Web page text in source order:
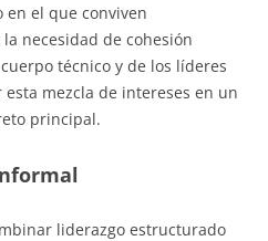
el que conviven
necesidad de cohesión
técnico y de los líderes
mezcla de intereses en un
principal.
liderazgo estructurado